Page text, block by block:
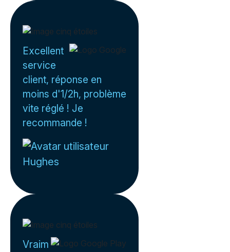
Excellent
service
client, réponse en
moins d'1/2h, problème
vite réglé ! Je
recommande !
Hughes
Vraim